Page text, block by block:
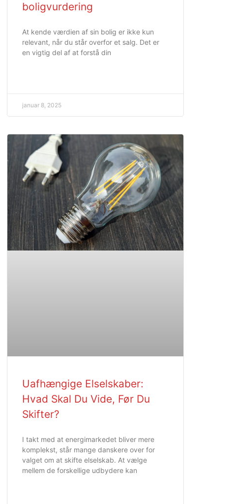
boligvurdering
At kende værdien af sin bolig er ikke kun
relevant, når du står overfor et salg. Det er
en vigtig del af at forstå din
januar 8, 2025
Uafhængige Elselskaber:
Hvad Skal Du Vide, Før Du
Skifter?
I takt med at energimarkedet bliver mere
komplekst, står mange danskere over for
valget om at skifte elselskab. At vælge
mellem de forskellige udbydere kan